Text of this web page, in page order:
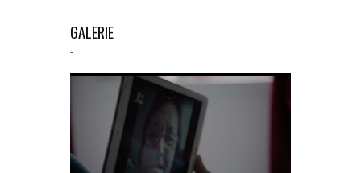
GALERIE
-